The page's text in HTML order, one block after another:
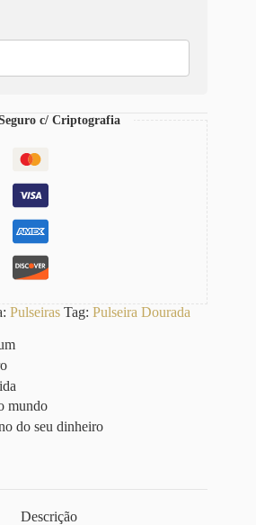
c/ Criptografia
Pulseiras Tag: Pulseira Dourada
mundo
do seu dinheiro
Descrição